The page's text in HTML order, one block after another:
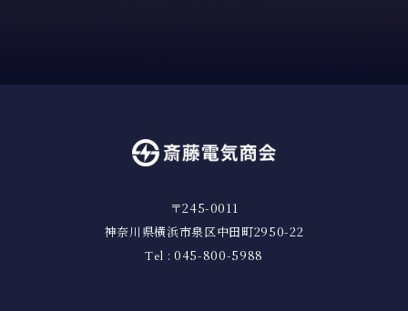
〒245-0011
神奈川県横浜市泉区中田町2950-22
Tel : 045-800-5988